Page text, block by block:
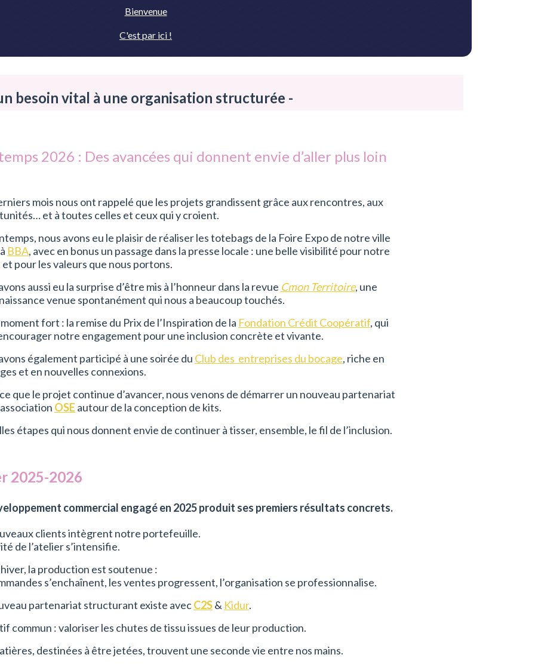
Bienvenue
C'est par ici !
besoin vital à une organisation structurée -
2026 : Des avancées qui donnent envie d’aller plus loin
mois nous ont rappelé que les projets grandissent grâce aux rencontres, aux
et à toutes celles et ceux qui y croient.
nous avons eu le plaisir de réaliser les totebags de la Foire Expo de notre ville
BBA, avec en bonus un passage dans la presse locale : une belle visibilité pour notre
pour les valeurs que nous portons.
aussi eu la surprise d’être mis à l’honneur dans la revue Cmon Territoire, une
venue spontanément qui nous a beaucoup touchés.
fort : la remise du Prix de l’Inspiration de la Fondation Crédit Coopératif, qui
notre engagement pour une inclusion concrète et vivante.
également participé à une soirée du Club des entreprises du bocage, riche en
et en nouvelles connexions.
que le projet continue d’avancer, nous venons de démarrer un nouveau partenariat
OSE autour de la conception de kits.
étapes qui nous donnent envie de continuer à tisser, ensemble, le fil de l’inclusion.
2025-2026
commercial engagé en 2025 produit ses premiers résultats concrets.
clients intègrent notre portefeuille.
de l’atelier s’intensifie.
la production est soutenue :
s’enchaînent, les ventes progressent, l’organisation se professionnalise.
partenariat structurant existe avecC2S& Kidur.
commun : valoriser les chutes de tissu issues de leur production.
destinées à être jetées, trouvent une seconde vie entre nos mains.